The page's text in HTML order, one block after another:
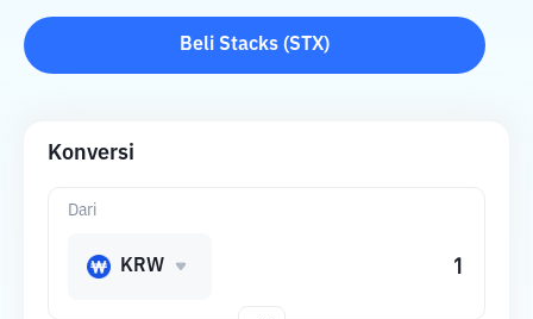
Beli Stacks (STX)
Konversi
Dari
KRW